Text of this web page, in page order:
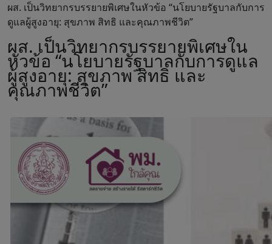
ผส. เป็นวิทยากรบรรยายพิเศษในหัวข้อ “นโยบายรัฐบาลกับการ
ดูแลผู้สูงอายุ: สุขภาพ สิทธิ และคุณภาพชีวิต”
ผส. เป็นวิทยากรบรรยายพิเศษใน
หัวข้อ “นโยบายรัฐบาลกับการดูแล
ผู้สูงอายุ: สุขภาพ สิทธิ และ
คุณภาพชีวิต”